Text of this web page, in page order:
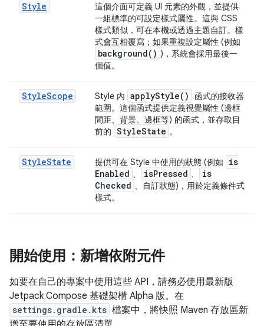
Style
這個介面可定義 UI 元素的外觀，並提供
一組標準的可設定樣式屬性。這與 CSS
樣式類似，可在本機或透過主題自訂。樣
式會互相覆寫；如果重複設定屬性 (例如
background( ) )，系統會採用最後一
個值。
StyleScope Style 內 applyStyle( )
函式的接收器
範圍。這個函式提供定義視覺屬性 (邊框
間距、背景、邊框等) 的函式，並存取目
前的 StyleState 。
StyleState 提供可在 Style 中使用的狀態 (例如
is
Enabled 、 isPressed 、
is
Checked 、自訂狀態)，用於定義條件式
樣式。
開始使用：新增依附元件
如要在自己的專案中使用這些 API，請務必使用最新版
Jetpack Compose 基礎架構 Alpha 版。在
settings.gradle.kts 檔案中，將快照 Maven 存放區新